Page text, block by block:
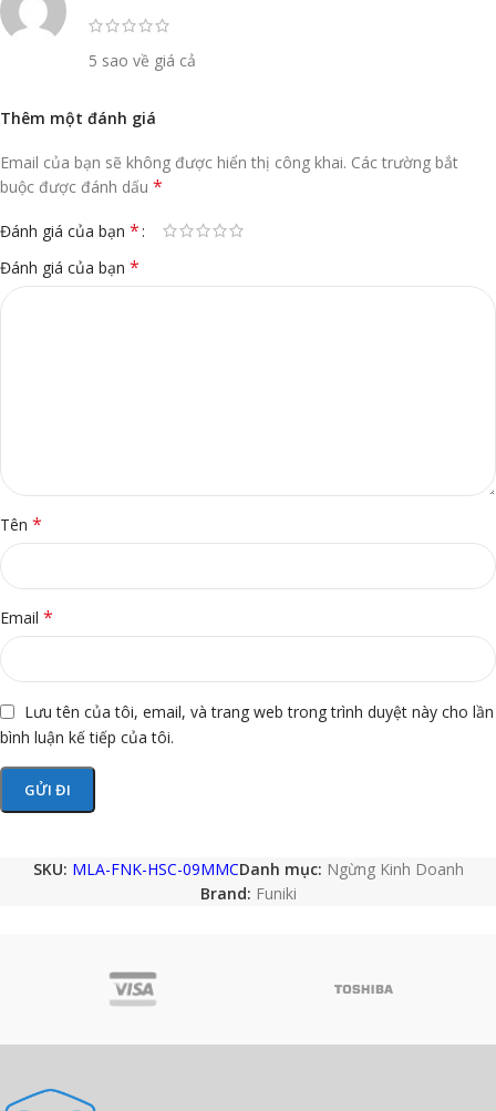
5 sao về giá cả
Thêm một đánh giá
Email của bạn sẽ không được hiển thị công khai. Các trường bắt
buộc được đánh dấu *
Đánh giá của bạn *
Đánh giá của bạn *
Tên *
Email *
Lưu tên của tôi, email, và trang web trong trình duyệt này cho lần
bình luận kế tiếp của tôi.
SKU: MLA-FNK-HSC-09MMCDanh mục: Ngừng Kinh Doanh
Brand: Funiki